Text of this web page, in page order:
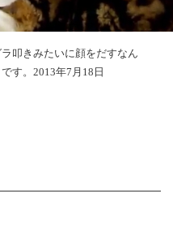
叩きみたいに顔をだすなん
す。2013年7月18日